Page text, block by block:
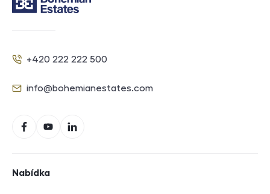
Telefon
+420 222 222 500
E-mail
info@bohemianestates.com
FacebookYouTubeLinkedIn
Nabídka